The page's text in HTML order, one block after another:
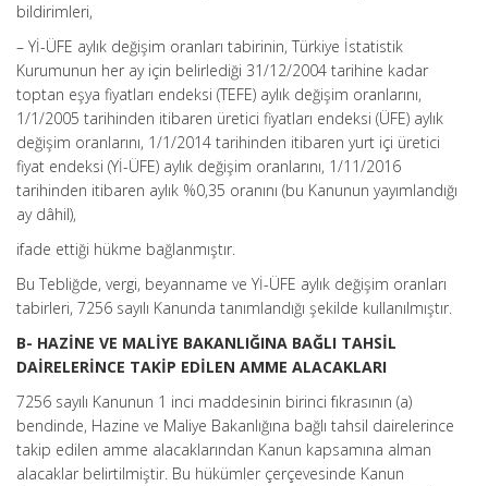
bildirimleri,
– Yİ-ÜFE aylık değişim oranları tabirinin, Türkiye İstatistik
Kurumunun her ay için belirlediği 31/12/2004 tarihine kadar
toptan eşya fiyatları endeksi (TEFE) aylık değişim oranlarını,
1/1/2005 tarihinden itibaren üretici fiyatları endeksi (ÜFE) aylık
değişim oranlarını, 1/1/2014 tarihinden itibaren yurt içi üretici
fiyat endeksi (Yİ-ÜFE) aylık değişim oranlarını, 1/11/2016
tarihinden itibaren aylık %0,35 oranını (bu Kanunun yayımlandığı
ay dâhil),
ifade ettiği hükme bağlanmıştır.
Bu Tebliğde, vergi, beyanname ve Yİ-ÜFE aylık değişim oranları
tabirleri, 7256 sayılı Kanunda tanımlandığı şekilde kullanılmıştır.
B- HAZİNE VE MALİYE BAKANLIĞINA BAĞLI TAHSİL
DAİRELERİNCE TAKİP EDİLEN AMME ALACAKLARI
7256 sayılı Kanunun 1 inci maddesinin birinci fıkrasının (a)
bendinde, Hazine ve Maliye Bakanlığına bağlı tahsil dairelerince
takip edilen amme alacaklarından Kanun kapsamına alman
alacaklar belirtilmiştir. Bu hükümler çerçevesinde Kanun